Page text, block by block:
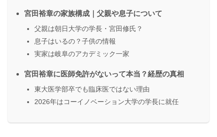
宮田裕章の家族構成｜父親や息子について
父親は朝日大学の学長・宮田修氏？
息子はいるの？子供の情報
実家は岐阜のアカデミック一家
宮田裕章に医師免許がないって本当？経歴の真相
東大医学部卒でも臨床医ではない理由
2026年はコーイノベーション大学の学長に就任